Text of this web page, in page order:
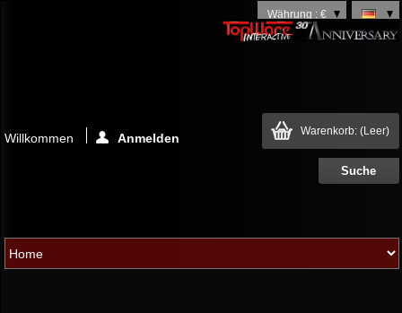
Währung : €
Warenkorb: (Leer)
Willkommen Anmelden